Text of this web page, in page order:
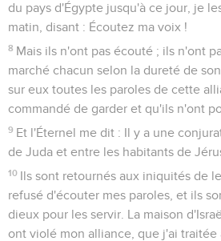
du pays d'Égypte jusqu'à ce jour, je
matin, disant : Écoutez ma voix !
8 Mais ils n'ont pas écouté ; ils n'ont
marché chacun selon la dureté de
sur eux toutes les paroles de cette
commandé de garder et qu'ils n'ont
9 Et l'Éternel me dit : Il y a une
de Juda et entre les habitants de
10 Ils sont retournés aux iniquités de
refusé d'écouter mes paroles, et ils
dieux pour les servir. La maison
ont violé mon alliance, que j'ai traitée